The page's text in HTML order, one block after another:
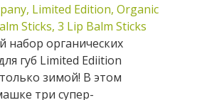
Limited Edition, Organic
Sticks, 3 Lip Balm Sticks
набор органических
губ Limited Ediition
зимой! В этом
три супер-